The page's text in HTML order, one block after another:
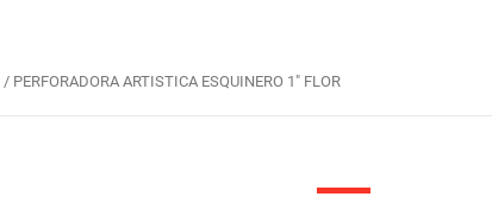
/ PERFORADORA ARTISTICA ESQUINERO 1″ FLOR